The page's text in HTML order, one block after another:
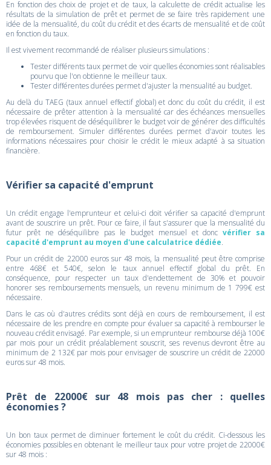
En fonction des choix de projet et de taux, la calculette de crédit actualise les
résultats de la simulation de prêt et permet de se faire très rapidement une
idée de la mensualité, du coût du crédit et des écarts de mensualité et de coût
en fonction du taux.
Il est vivement recommandé de réaliser plusieurs simulations :
Tester différents taux permet de voir quelles économies sont réalisables
pourvu que l'on obtienne le meilleur taux.
Tester différentes durées permet d'ajuster la mensualité au budget.
Au delà du TAEG (taux annuel effectif global) et donc du coût du crédit, il est
nécessaire de prêter attention à la mensualité car des échéances mensuelles
trop élevées risquent de déséquilibrer le budget voir de générer des difficultés
de remboursement. Simuler différentes durées permet d'avoir toutes les
informations nécessaires pour choisir le crédit le mieux adapté à sa situation
financière.
Vérifier sa capacité d'emprunt
Un crédit engage l'emprunteur et celui-ci doit vérifier sa capacité d'emprunt
avant de souscrire un prêt. Pour ce faire, il faut s'assurer que la mensualité du
futur prêt ne déséquilibre pas le budget mensuel et doncvérifier sa
capacité d'emprunt au moyen d'une calculatrice dédiée.
Pour un crédit de 22000 euros sur 48 mois, la mensualité peut être comprise
entre 468€ et 540€, selon le taux annuel effectif global du prêt. En
conséquence, pour respecter un taux d'endettement de 30% et pouvoir
honorer ses remboursements mensuels, un revenu minimum de 1 799€ est
nécessaire.
Dans le cas où d'autres crédits sont déjà en cours de remboursement, il est
nécessaire de les prendre en compte pour évaluer sa capacité à rembourser le
nouveau crédit envisagé. Par exemple, si un emprunteur rembourse déjà 100€
par mois pour un crédit préalablement souscrit, ses revenus devront être au
minimum de 2 132€ par mois pour envisager de souscrire un crédit de 22000
euros sur 48 mois.
Prêt de 22000€ sur 48 mois pas cher : quelles
économies ?
Un bon taux permet de diminuer fortement le coût du crédit. Ci-dessous les
économies possibles en obtenant le meilleur taux pour votre projet de 22000€
sur 48 mois :